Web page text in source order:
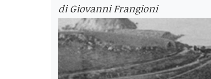
di Giovanni Frangioni